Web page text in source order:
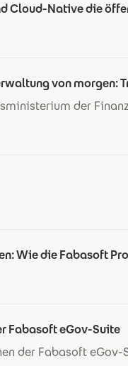
Cloud-Native die
von morgen:
der
Wie die Fabasoft
Fabasoft eGov-Suite
der Fabasoft